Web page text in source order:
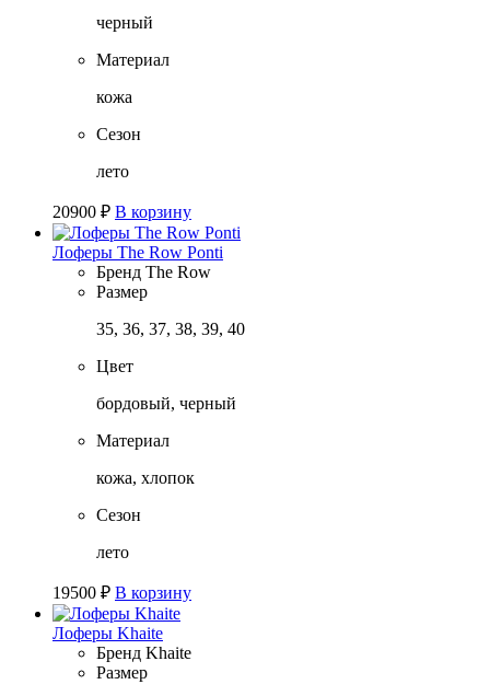
черный
Материал
кожа
Сезон
лето
20900 ₽ В корзину
Лоферы The Row Ponti
Бренд The Row
Размер
35, 36, 37, 38, 39, 40
Цвет
бордовый, черный
Материал
кожа, хлопок
Сезон
лето
19500 ₽ В корзину
Лоферы Khaite
Бренд Khaite
Размер